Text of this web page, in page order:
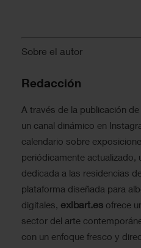
Sobre el autor
Redacción
A través de la publicación
un canal dinámico en
calendario sobre
periódicamente actualizado,
dedicada a las residencias
plataforma diseñada para
digitales, exibart.es ofrece
sector del arte
con un enfoque fresco y